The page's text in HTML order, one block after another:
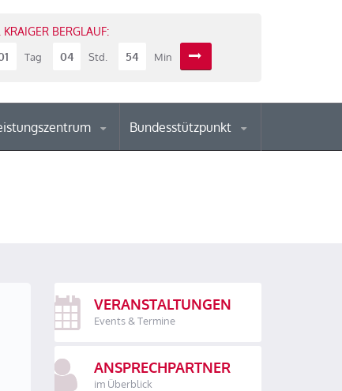
KRAIGER BERGLAUF:
Tag 04 Std. 54 Min
Bundesstützpunkt
VERANSTALTUNGEN
Events & Termine
ANSPRECHPARTNER
im Überblick